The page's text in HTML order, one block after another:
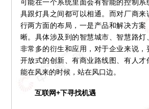
可能在一个系统里面会有智能的控制系
具跟灯具之间都可以相通。而对厂商来
行两方面的布局，一是产品和解决方案
晰。具体涉及到的智慧城市、智慧路灯
非常多的衍生和应用，对于企业来说，
开放式的创新、有商业路线图、有人才
能在风来的时候，站在风口边。
互联网+下寻找机遇